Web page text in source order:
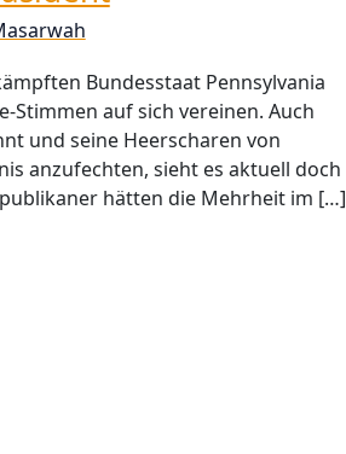
Bundesstaat Pennsylvania
Stimmen auf sich vereinen. Auch
und seine Heerscharen von
anzufechten, sieht es aktuell doch
hätten die Mehrheit im […]